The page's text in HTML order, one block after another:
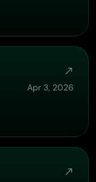
Apr 3, 2026